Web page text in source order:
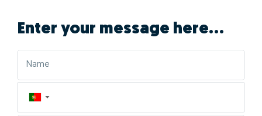
Enter your message here...
▼